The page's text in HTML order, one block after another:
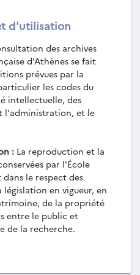
(Médéon) (1962-1969).
1962-1969-01 - Fouilles
de l'antique Médéon.
1962-1969-02 - Rapport de
et planches
par T. Hackens (1963).
1962-1969-03 - Rapport sur
par F. Ducat (1966).
1962-1969-04 - Rapport,
sur les fouilles de la
aussi Malia, Palais et
Pelon (1966).
1962-1969-05 - Rapport de
avec XCVI pl.
d'utilisation
des archives
d'Athènes se fait
prévues par la
les codes du
intellectuelle, des
l'administration, et le
: La reproduction et la
par l'École
le respect des
en vigueur, en
de la propriété
entre le public et
de la recherche.